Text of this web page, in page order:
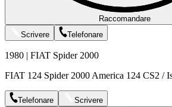
Raccomandare
Scrivere
Telefonare
1980 | FIAT Spider 2000
FIAT 124 Spider 2000 America 124 CS2 /
Telefonare Scrivere